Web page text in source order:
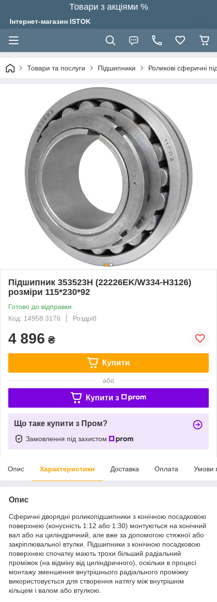
Товари з акціями %
Інтернет-магазин ISTOK
Товари та послуги Підшипники Роликові сферичні
Підшипник 353523Н (22226EK/W334-H3126)
розміри 115*230*92
Готово до відправки
Код: 14958.3176
Роздріб
4 896 ₴
Купити
або
Купити з
Що таке купити з Пром?
Замовлення під захистом
Опис Характеристики Доставка Оплата Умови
Опис
Сферичні дворядні роликопідшипники з конічною посадковою
поверхнею (конусність 1:12 або 1:30) монтуються на конічний
вал або на циліндричний, але вже за допомогою стяжної або
закріплювальної втулки. Підшипники з конічною посадковою
поверхнею спочатку мають трохи більший радіальний
проміжок (на відміну від циліндричного), оскільки в процесі
монтажу зменшення внутрішнього радіального проміжку
використовується для створення натягу між внутрішнім
кільцем і валом або втулкою.